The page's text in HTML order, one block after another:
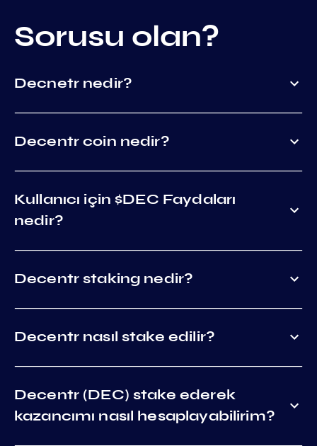
Sorusu olan?
Decnetr nedir?
Decentr coin nedir?
Kullanıcı için $DEC Faydaları
nedir?
Decentr staking nedir?
Decentr nasıl stake edilir?
Decentr (DEC) stake ederek
kazancımı nasıl hesaplayabilirim?